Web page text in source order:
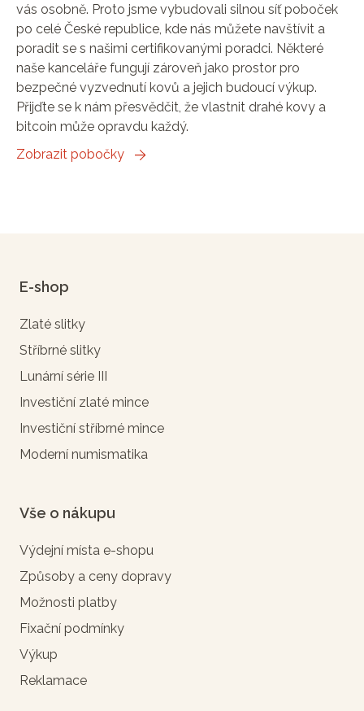
vás osobně. Proto jsme vybudovali silnou síť poboček
po celé České republice, kde nás můžete navštívit a
poradit se s našimi certifikovanými poradci. Některé
naše kanceláře fungují zároveň jako prostor pro
bezpečné vyzvednutí kovů a jejich budoucí výkup.
Přijďte se k nám přesvědčit, že vlastnit drahé kovy a
bitcoin může opravdu každý.
Zobrazit pobočky
E-shop
Zlaté slitky
Stříbrné slitky
Lunární série III
Investiční zlaté mince
Investiční stříbrné mince
Moderní numismatika
Vše o nákupu
Výdejní místa e-shopu
Způsoby a ceny dopravy
Možnosti platby
Fixační podmínky
Výkup
Reklamace